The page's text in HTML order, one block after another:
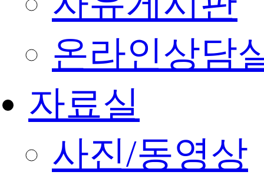
온라인상담
자료실
사진/동영상